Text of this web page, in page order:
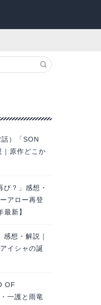
）「SON
原作どこか
？」感想・
アロー再登
新】
想・解説｜
イシャの誕
OF
一護と雨竜